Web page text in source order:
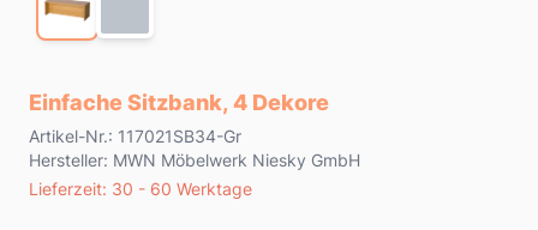
Einfache Sitzbank, 4 Dekore
Product information
Artikel-Nr.: 117021SB34-Gr
Hersteller: MWN Möbelwerk Niesky GmbH
Lieferzeit
Lieferzeit: 30 - 60 Werktage